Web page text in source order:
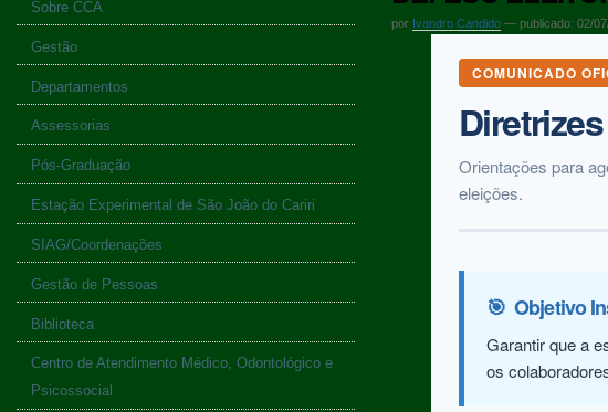
Sobre CCA
Gestão
Departamentos
Assessorias
Pós-Graduação
Estação Experimental de São João do Cariri
SIAG/Coordenações
Gestão de Pessoas
Biblioteca
Centro de Atendimento Médico, Odontológico e
Psicossocial
por Ivandro Candido —publicado:02/
COMUNICADO
Orientações para
eleições.
🎯 Objetivo
Garantir que a
os